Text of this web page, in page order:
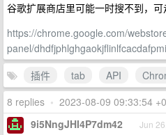
谷歌扩展商店里可能一时搜不到，可
https://chrome.google.com/
panel/
插件
tab API
8 replies • 2023-08-09 09:33:54
9i5NngJHI4P7dm42 Jun